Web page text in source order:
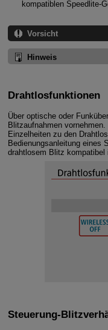
kompatiblen Speedlite-
Vorsicht
Hinweis
Drahtlosfunktionen
Über optische oder
Blitzaufnahmen vornehmen.
Einzelheiten zu den
Bedienungsanleitung eines
drahtlosem Blitz kompatibel
Steuerung-